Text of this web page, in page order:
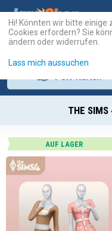
THE SIMS
AUF LAGER
Hi! Könnten wir bitte
Cookies erfordern? Sie
ändern oder widerrufen.
Lass mich aussuchen